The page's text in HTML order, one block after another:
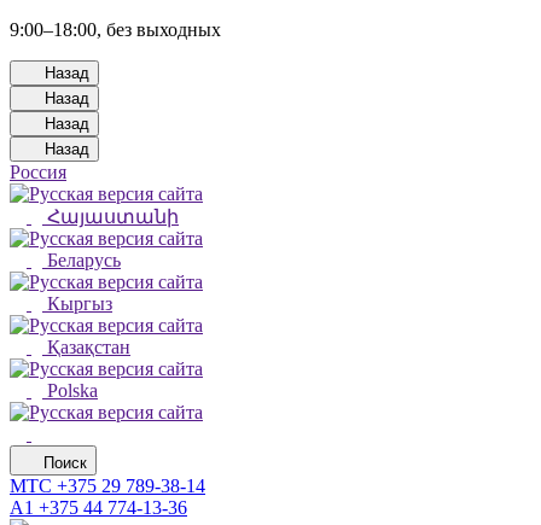
9:00–18:00, без выходных
Назад
Назад
Назад
Назад
Россия
Հայաստանի
Беларусь
Кыргыз
Қазақстан
Polska
Поиск
МТС +375 29 789-38-14
А1 +375 44 774-13-36